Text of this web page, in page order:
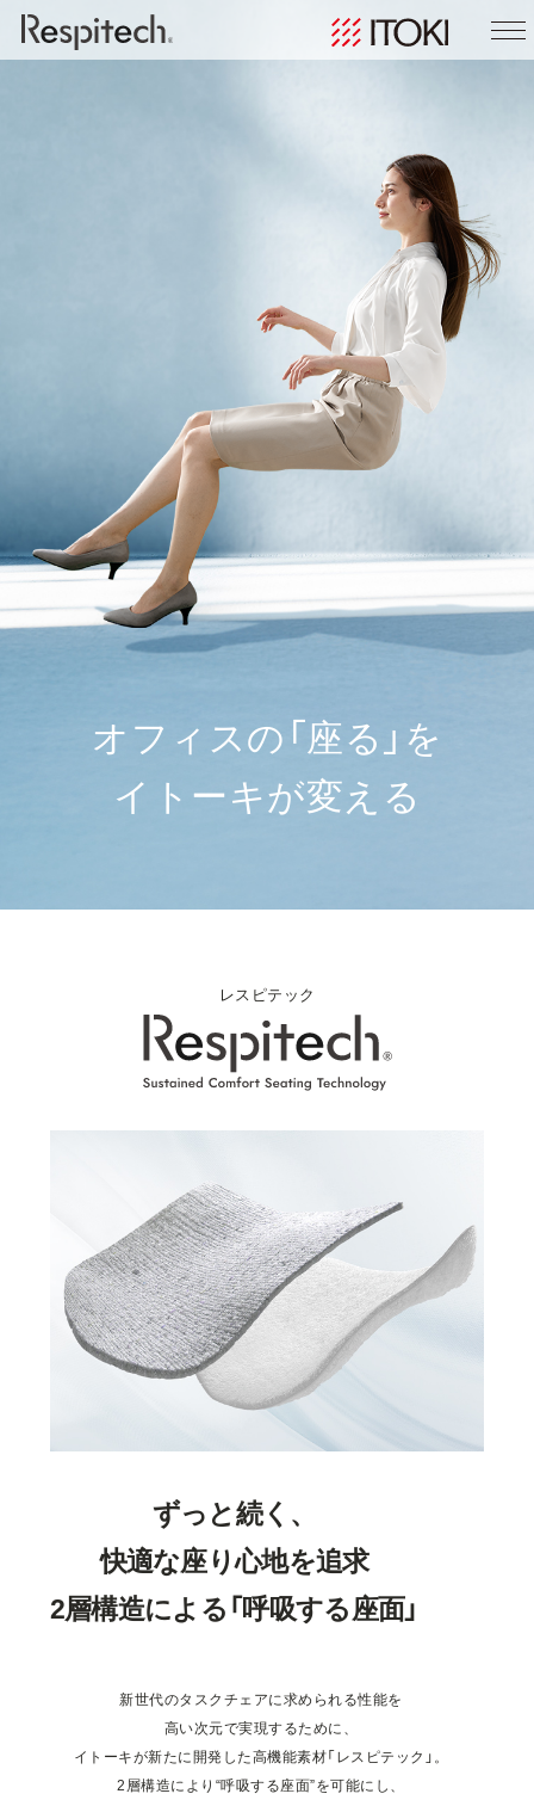
オフィ スの「座る 」 を
イ ト ーキが変え る
レスピテック
ずっと続く、
快適な座り心地を追求
2層構造による「呼吸する座面」
新世代のタ スクチェアに求め られる性能を
⾼い次元で実現するために、
イ ト ーキが新たに開発 した⾼機能素材「レス ピテ ック 」。
2層構造によ り “呼吸する座⾯”を可能に し、